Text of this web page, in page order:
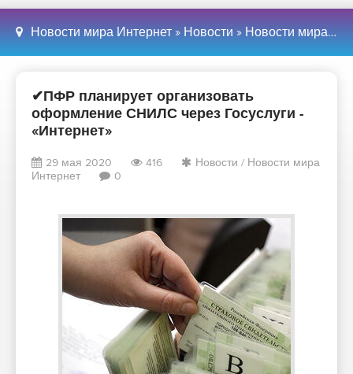
Новости мира Интернет » Новости » Новости мира Интернет
✔ПФР планирует организовать
оформление СНИЛС через Госуслуги -
«Интернет»
29 мая 2020 416 Новости / Новости мира
Интернет
0